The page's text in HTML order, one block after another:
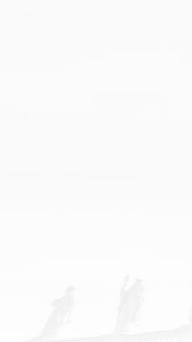
Doradztwo